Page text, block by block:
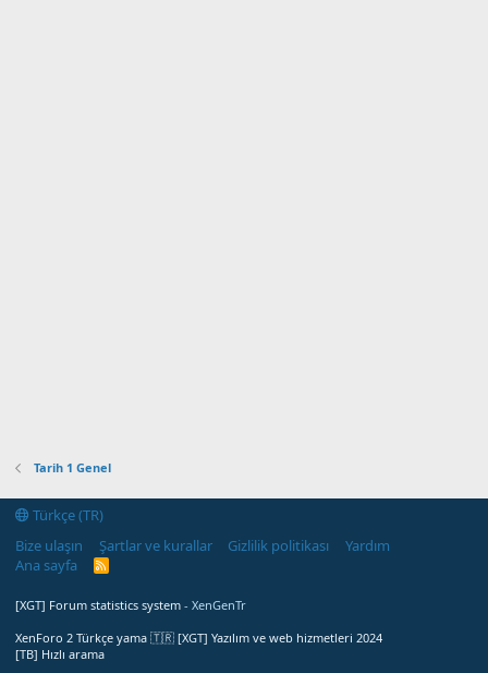
Tarih 1 Genel
Türkçe (TR)
Bize ulaşın
Şartlar ve kurallar Gizlilik politikası
Yardım
Ana sayfa
R
[XGT] Forum statistics system - XenGenTr
XenForo 2 Türkçe yama 🇹🇷 [XGT] Yazılım ve web hizmetleri 2024
[TB] Hızlı arama